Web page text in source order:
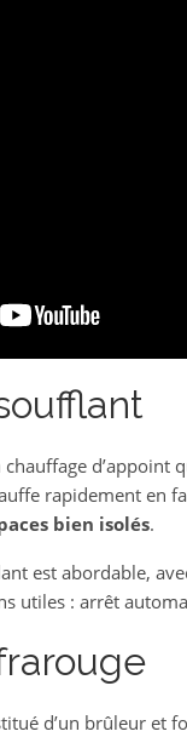
d’appoint
rapidement en
bien isolés.
est abordable,
utiles : arrêt
d’un brûleur et